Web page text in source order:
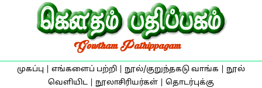
முகப்பு எங்களைப் பற்றி நூல்/குறுந்தகடு வாங்க
நூல்
வெளியிட
நூலாசிரியர்கள் தொடர்புக்கு